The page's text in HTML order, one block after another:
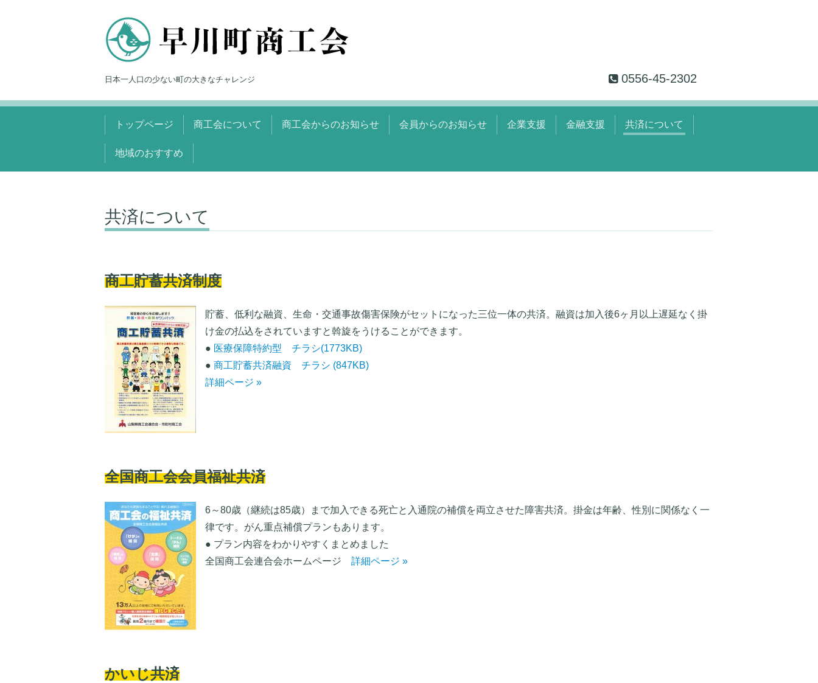
日本一人口の少ない町の大きなチャレンジ 0556-45-2302
トップページ 商工会について 商工会からのお知らせ 会員からのお知らせ 企業支援 金融支援 共済について
地域のおすすめ
共済について
商工貯蓄共済制度
貯蓄、低利な融資、生命・交通事故傷害保険がセットになった三位一体の共済。融資は加入後6ヶ月以上遅延なく掛
け金の払込をされていますと斡旋をうけることができます。
● 医療保障特約型 チラシ(1773KB)
● 商工貯蓄共済融資 チラシ (847KB)
詳細ページ »
全国商工会会員福祉共済
6～80歳（継続は85歳）まで加入できる死亡と入通院の補償を両立させた障害共済。掛金は年齢、性別に関係なく一
律です。がん重点補償プランもあります。
● プラン内容をわかりやすくまとめました
全国商工会連合会ホームページ 詳細ページ »
かいじ共済